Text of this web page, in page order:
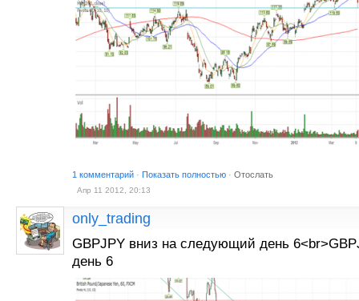
1 комментарий · Показать полностью · Отослать
Апр 11 2012, 20:13
only_trading
GBPJPY вниз на следующий день
день 6